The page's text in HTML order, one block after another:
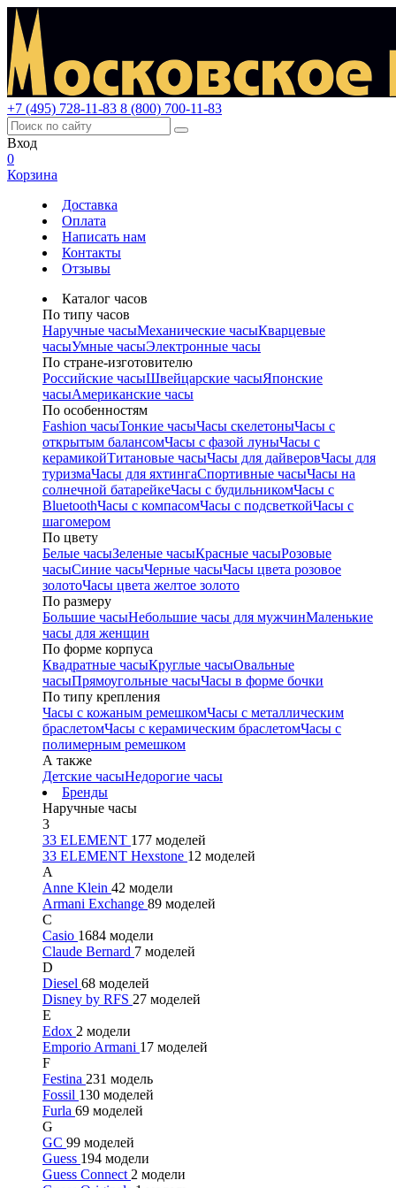
+7 (495) 728-11-83 8 (800) 700-11-83
Вход
0
Корзина
Доставка
Оплата
Написать нам
Контакты
Отзывы
Каталог часов
По типу часов
Наручные часыМеханические часыКварцевые
часыУмные часыЭлектронные часы
По стране-изготовителю
Российские часыШвейцарские часыЯпонские
часыАмериканские часы
По особенностям
Fashion часыТонкие часыЧасы скелетоныЧасы с
открытым балансомЧасы с фазой луныЧасы с
керамикойТитановые часыЧасы для дайверовЧасы для
туризмаЧасы для яхтингаСпортивные часыЧасы на
солнечной батарейкеЧасы с будильникомЧасы с
BluetoothЧасы с компасомЧасы с подсветкойЧасы с
шагомером
По цвету
Белые часыЗеленые часыКрасные часыРозовые
часыСиние часыЧерные часыЧасы цвета розовое
золотоЧасы цвета желтое золото
По размеру
Большие часыНебольшие часы для мужчинМаленькие
часы для женщин
По форме корпуса
Квадратные часыКруглые часыОвальные
часыПрямоугольные часыЧасы в форме бочки
По типу крепления
Часы с кожаным ремешкомЧасы с металлическим
браслетомЧасы с керамическим браслетомЧасы с
полимерным ремешком
А также
Детские часыНедорогие часы
Бренды
Наручные часы
3
33 ELEMENT 177 моделей
33 ELEMENT Hexstone 12 моделей
A
Anne Klein 42 модели
Armani Exchange 89 моделей
C
Casio 1684 модели
Claude Bernard 7 моделей
D
Diesel 68 моделей
Disney by RFS 27 моделей
E
Edox 2 модели
Emporio Armani 17 моделей
F
Festina 231 модель
Fossil 130 моделей
Furla 69 моделей
G
GC 99 моделей
Guess 194 модели
Guess Connect 2 модели